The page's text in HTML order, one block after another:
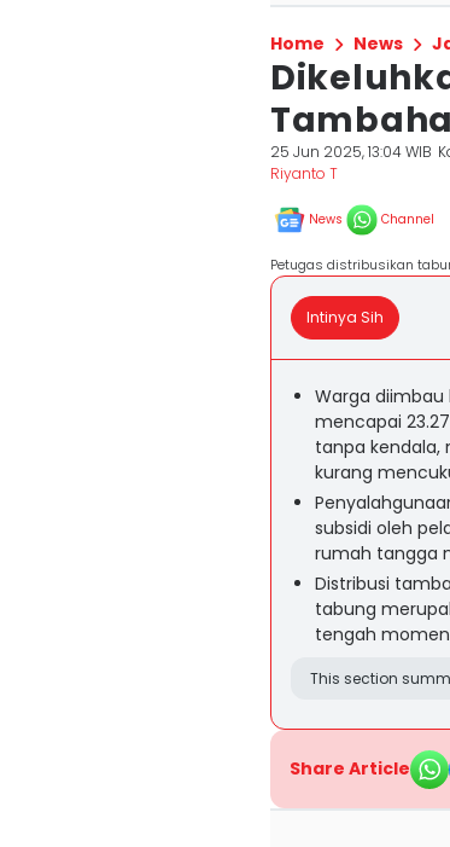
Home News
25 Jun 2025, 13:04 WIB
Riyanto T
News Channel
Petugas distribusikan
Intinya Sih
Warga diimbau
mencapai
tanpa kendala,
kurang
subsidi oleh
rumah tangga
Distribusi
tabung
tengah
This section
Share Article